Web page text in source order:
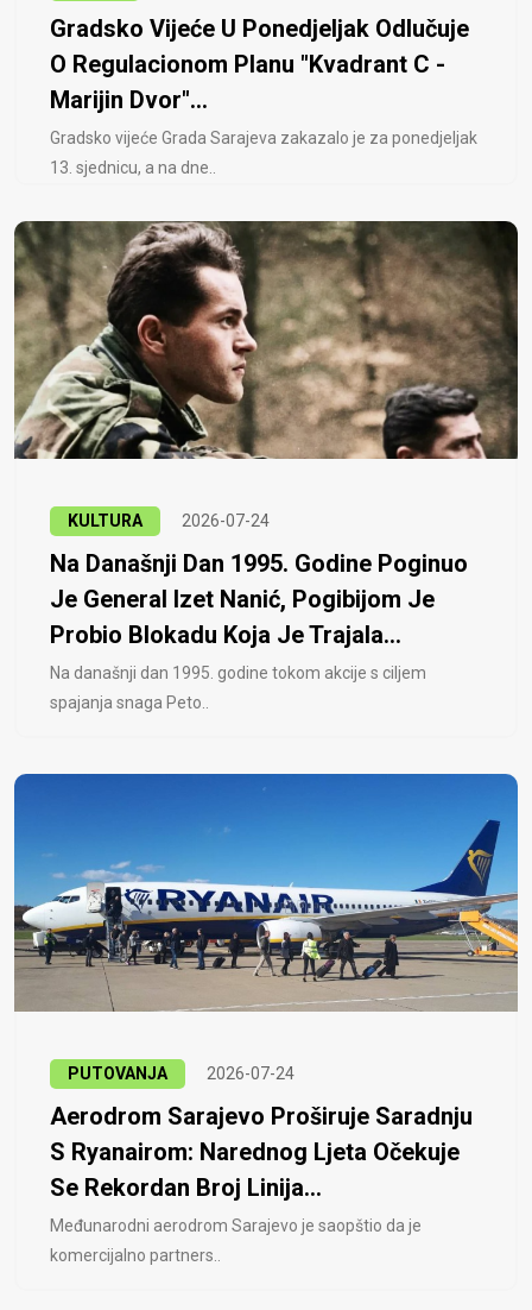
Gradsko Vijeće U Ponedjeljak Odlučuje
O Regulacionom Planu "Kvadrant C -
Marijin Dvor"...
Gradsko vijeće Grada Sarajeva zakazalo je za ponedjeljak
13. sjednicu, a na dne..
KULTURA 2026-07-24
Na Današnji Dan 1995. Godine Poginuo
Je General Izet Nanić, Pogibijom Je
Probio Blokadu Koja Je Trajala...
Na današnji dan 1995. godine tokom akcije s ciljem
spajanja snaga Peto..
PUTOVANJA 2026-07-24
Aerodrom Sarajevo Proširuje Saradnju
S Ryanairom: Narednog Ljeta Očekuje
Se Rekordan Broj Linija...
Međunarodni aerodrom Sarajevo je saopštio da je
komercijalno partners..